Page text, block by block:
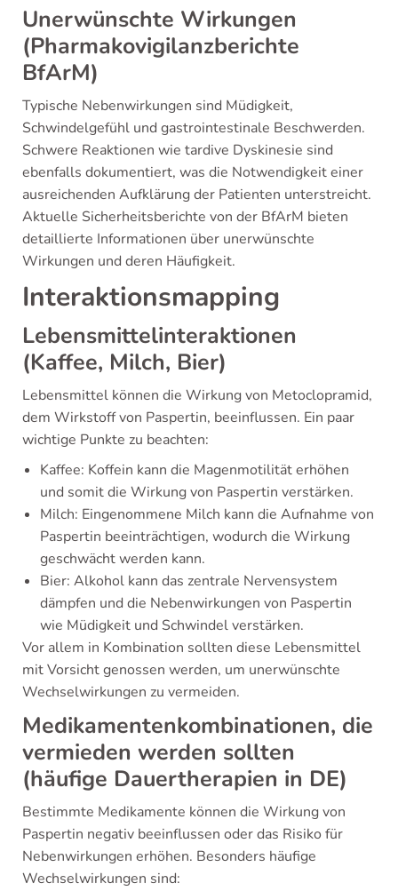
Unerwünschte Wirkungen
(Pharmakovigilanzberichte
BfArM)
Typische Nebenwirkungen sind Müdigkeit,
Schwindelgefühl und gastrointestinale Beschwerden.
Schwere Reaktionen wie tardive Dyskinesie sind
ebenfalls dokumentiert, was die Notwendigkeit einer
ausreichenden Aufklärung der Patienten unterstreicht.
Aktuelle Sicherheitsberichte von der BfArM bieten
detaillierte Informationen über unerwünschte
Wirkungen und deren Häufigkeit.
Interaktionsmapping
Lebensmittelinteraktionen
(Kaffee, Milch, Bier)
Lebensmittel können die Wirkung von Metoclopramid,
dem Wirkstoff von Paspertin, beeinflussen. Ein paar
wichtige Punkte zu beachten:
Kaffee: Koffein kann die Magenmotilität erhöhen
und somit die Wirkung von Paspertin verstärken.
Milch: Eingenommene Milch kann die Aufnahme von
Paspertin beeinträchtigen, wodurch die Wirkung
geschwächt werden kann.
Bier: Alkohol kann das zentrale Nervensystem
dämpfen und die Nebenwirkungen von Paspertin
wie Müdigkeit und Schwindel verstärken.
Vor allem in Kombination sollten diese Lebensmittel
mit Vorsicht genossen werden, um unerwünschte
Wechselwirkungen zu vermeiden.
Medikamentenkombinationen, die
vermieden werden sollten
(häufige Dauertherapien in DE)
Bestimmte Medikamente können die Wirkung von
Paspertin negativ beeinflussen oder das Risiko für
Nebenwirkungen erhöhen. Besonders häufige
Wechselwirkungen sind: